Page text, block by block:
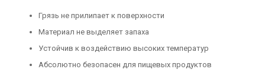
Грязь не прилипает к поверхности
Материал не выделяет запаха
Устойчив к воздействию высоких температур
Абсолютно безопасен для пищевых продуктов